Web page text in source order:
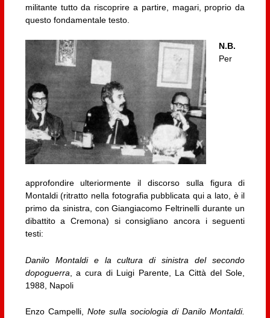
militante tutto da riscoprire a partire, magari, proprio da
questo fondamentale testo.
N.B.
Per
approfondire ulteriormente il discorso sulla figura di
Montaldi (ritratto nella fotografia pubblicata qui a lato, è il
primo da sinistra, con Giangiacomo Feltrinelli durante un
dibattito a Cremona) si consigliano ancora i seguenti
testi:
Danilo Montaldi e la cultura di sinistra del secondo
dopoguerra , a cura di Luigi Parente, La Città del Sole,
1988, Napoli
Enzo Campelli, Note sulla sociologia di Danilo Montaldi.